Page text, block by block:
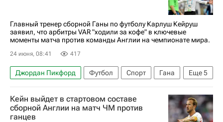
Главный тренер сборной Ганы по футболу Карлуш Кейруш
заявил, что арбитры VAR "ходили за кофе" в ключевые
моменты матча против команды Англии на чемпионате мира.
24 июня, 08:41 417
Еще5
Джордан Пикфорд Футбол Спорт
Гана
Англия
Бостон
Карлуш Кейруш
Эзри Конса
ЧМ по футболу 2026
Кейн выйдет в стартовом составе
сборной Англии на матч ЧМ против
ганцев